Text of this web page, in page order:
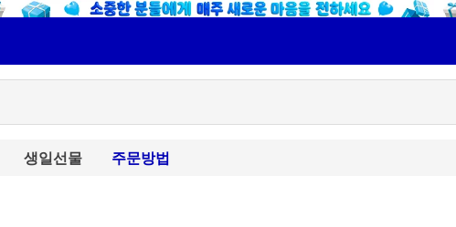
생일선물 주문방법